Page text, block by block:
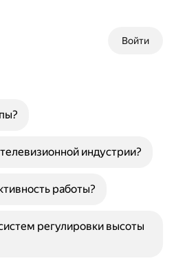
Войти
индустрии?
работы?
регулировки высоты